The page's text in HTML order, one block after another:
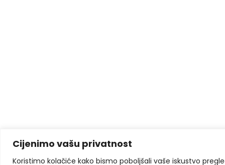
Cijenimo vašu privatnost
Koristimo kolačiće kako bismo poboljšali vaše iskustvo